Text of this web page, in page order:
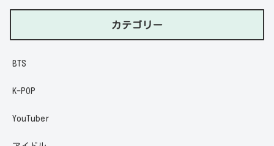
カテゴリー
BTS
K-POP
YouTuber